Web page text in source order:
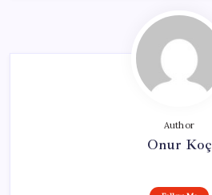
Author
Onur Koç